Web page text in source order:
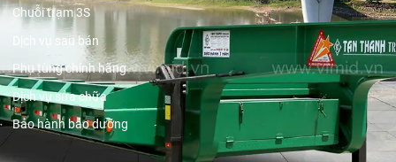
Chuỗi trạm 3S
Dịch vụ sau bán
Phụ tùng chính hãng
Dịch vụ sửa chữa
Bảo hành bảo dưỡng